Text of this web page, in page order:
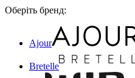
Оберіть бренд:
Ajour
Bretelle